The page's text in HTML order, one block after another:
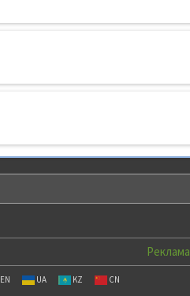
Реклама
EN UA KZ CN